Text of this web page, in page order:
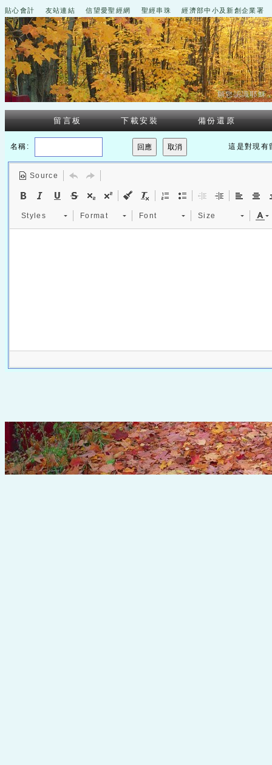
貼心會計 友站連結 信望愛聖經網 聖經串珠 經濟部中小及新創企業署
願您認識耶穌
留言板 下載安裝 備份還原
名稱: 這是對現有
Source
Styles Format Font Size